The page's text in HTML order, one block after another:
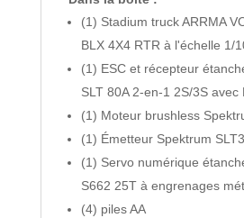
(1) Stadium truck ARRMA
BLX 4X4 RTR à l'échelle 1/
(1) ESC et récepteur
SLT 80A 2-en-1 2S/3S avec
(1) Moteur brushless
(1) Émetteur Spektrum
(1) Servo numérique
S662 25T à engrenages
(4) piles AA